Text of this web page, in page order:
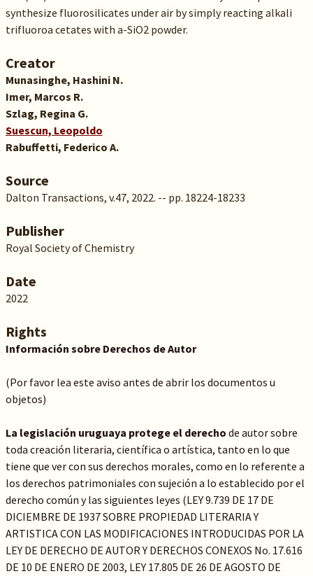
synthesize fluorosilicates under air by simply reacting alkali
trifluoroa cetates with a-SiO2 powder.
Creator
Munasinghe, Hashini N.
Imer, Marcos R.
Szlag, Regina G.
Suescun, Leopoldo
Rabuffetti, Federico A.
Source
Dalton Transactions, v.47, 2022. -- pp. 18224-18233
Publisher
Royal Society of Chemistry
Date
2022
Rights
Información sobre Derechos de Autor
(Por favor lea este aviso antes de abrir los documentos u
objetos)
La legislación uruguaya protege el derecho de autor sobre
toda creación literaria, científica o artística, tanto en lo que
tiene que ver con sus derechos morales, como en lo referente a
los derechos patrimoniales con sujeción a lo establecido por el
derecho común y las siguientes leyes (LEY 9.739 DE 17 DE
DICIEMBRE DE 1937 SOBRE PROPIEDAD LITERARIA Y
ARTISTICA CON LAS MODIFICACIONES INTRODUCIDAS POR LA
LEY DE DERECHO DE AUTOR Y DERECHOS CONEXOS No. 17.616
DE 10 DE ENERO DE 2003, LEY 17.805 DE 26 DE AGOSTO DE